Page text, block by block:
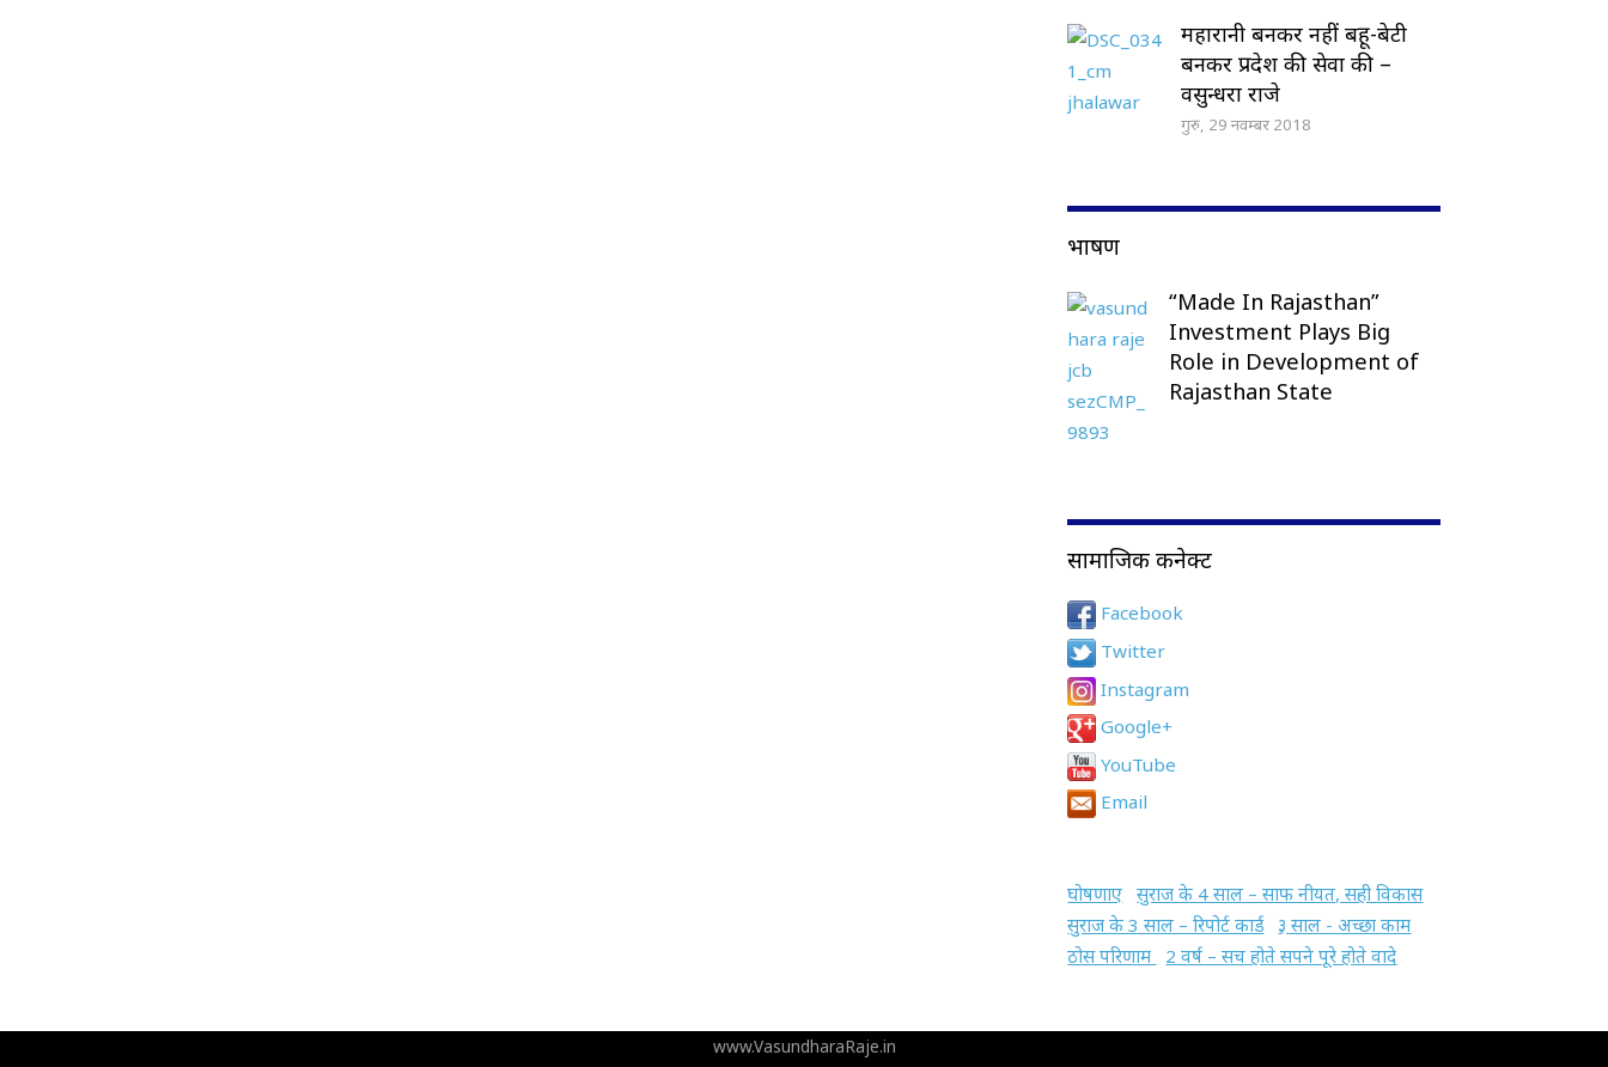
महारानी बनकर नहीं बहू-बेटी
बनकर प्रदेश की सेवा की –
वसुन्धरा राजे
गुरु, 29 नवम्बर 2018
भाषण
“Made In Rajasthan”
Investment Plays Big
Role in Development of
Rajasthan State
सामाजिक कनेक्ट
Facebook
Twitter
Instagram
Google+
YouTube
Email
घोषणाए
सुराज के 4 साल – साफ नीयत, सही विकास
सुराज के 3 साल – रिपोर्ट कार्ड
३ साल - अच्छा काम
ठोस परिणाम
2 वर्ष – सच होते सपने पूरे होते वादे
www.VasundharaRaje.in